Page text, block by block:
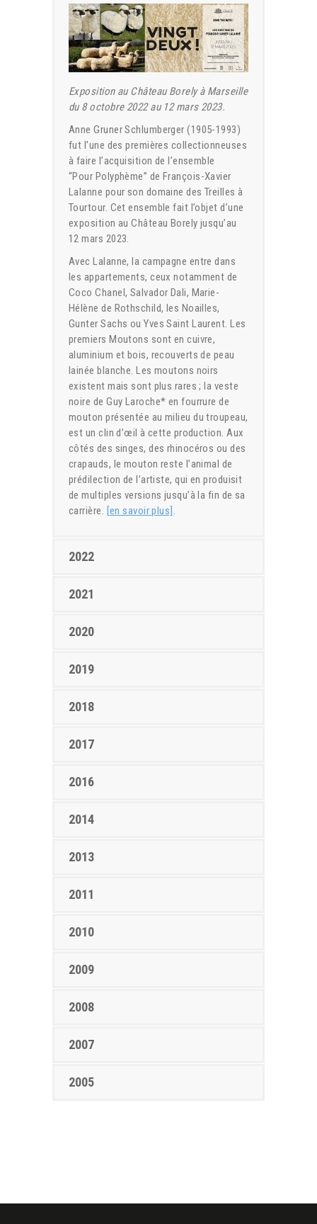
Exposition au Château Borely à Marseille
du 8 octobre 2022 au 12 mars 2023.
Anne Gruner Schlumberger (1905-1993)
fut l’une des premières collectionneuses
à faire l’acquisition de l’ensemble
“Pour Polyphème” de François-Xavier
Lalanne pour son domaine des Treilles à
Tourtour. Cet ensemble fait l’objet d’une
exposition au Château Borely jusqu’au
12 mars 2023.
Avec Lalanne, la campagne entre dans
les appartements, ceux notamment de
Coco Chanel, Salvador Dali, Marie-
Hélène de Rothschild, les Noailles,
Gunter Sachs ou Yves Saint Laurent. Les
premiers Moutons sont en cuivre,
aluminium et bois, recouverts de peau
lainée blanche. Les moutons noirs
existent mais sont plus rares ; la veste
noire de Guy Laroche* en fourrure de
mouton présentée au milieu du troupeau,
est un clin d’œil à cette production. Aux
côtés des singes, des rhinocéros ou des
crapauds, le mouton reste l’animal de
prédilection de l’artiste, qui en produisit
de multiples versions jusqu’à la fin de sa
carrière. [en savoir plus] .
2022
2021
2020
2019
2018
2017
2016
2014
2013
2011
2010
2009
2008
2007
2005